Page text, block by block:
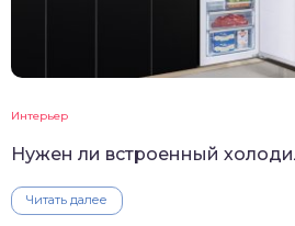
Интерьер
Нужен ли встроенный
Читать далее